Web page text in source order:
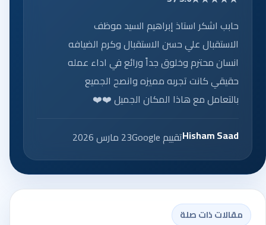
حابب اشكر استاذ إبراهيم السيد موظف
الاستقبال علي حسن الاستقبال وكرم الضيافه
انسان محترم وخلوق جداً ورائع في اداء عمله
حقيقي كانت تجربه مميزه وانصح الجميع
بالتعامل مع هاذا المكان الجميل ❤️❤️
Hisham Saadتقييم Google 23 مارس 2026
مقالات ذات صلة